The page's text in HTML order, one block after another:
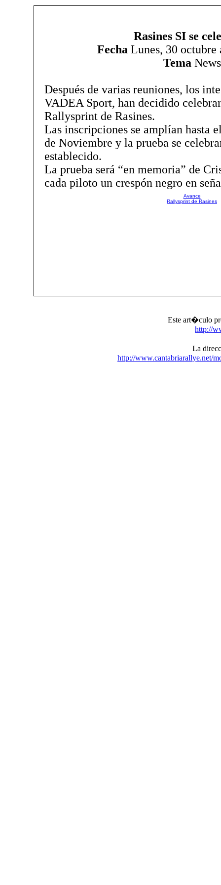
Rasines SI se
Fecha Lunes, 30 octubre
Tema News
Después de varias reuniones, los
VADEA Sport, han decidido
Rallysprint de Rasines.
Las inscripciones se amplían hasta
de Noviembre y la prueba se
establecido.
La prueba será “en memoria” de
cada piloto un crespón negro en
Avance
Rallysprint de Rasines
Este art�culo
http://
La
http://www.cantabriarallye.net/